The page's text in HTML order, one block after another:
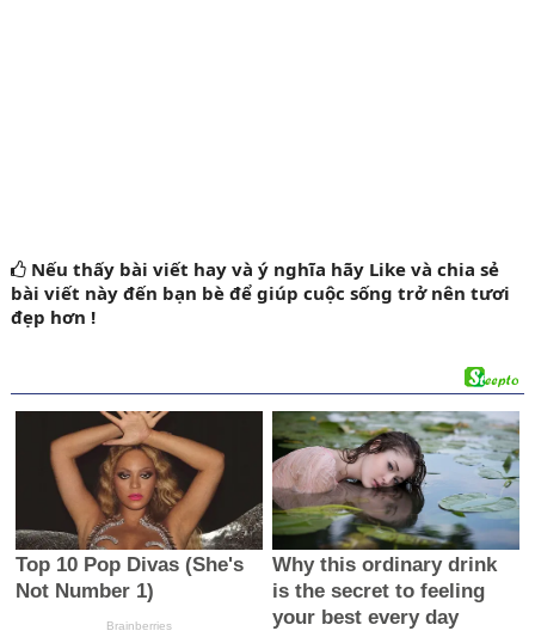
Nếu thấy bài viết hay và ý nghĩa hãy Like và chia sẻ
bài viết này đến bạn bè để giúp cuộc sống trở nên tươi
đẹp hơn !